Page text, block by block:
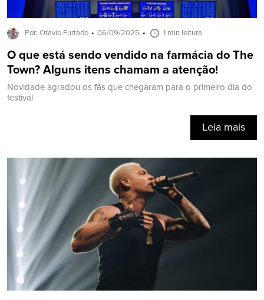
Por: Otavio Furtado 06/09/2025 1 min leitura
O que está sendo vendido na farmácia do The
Town? Alguns itens chamam a atenção!
Novidade agradou os fãs que chegaram para o primeiro dia do
festival
Leia mais